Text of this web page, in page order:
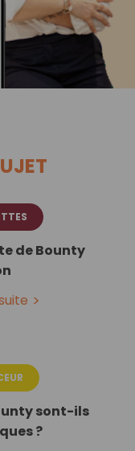
de Bounty
sont-ils
?